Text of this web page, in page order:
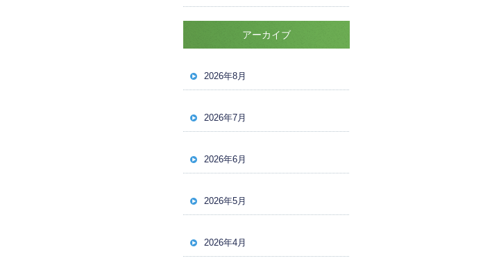
アーカイブ
2026年8月
2026年7月
2026年6月
2026年5月
2026年4月